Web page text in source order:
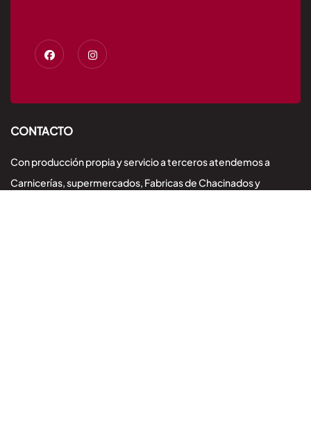
CONTACTO
Con producción propia y servicio a terceros atendemos a
Carnicerías, supermercados, Fabricas de Chacinados y